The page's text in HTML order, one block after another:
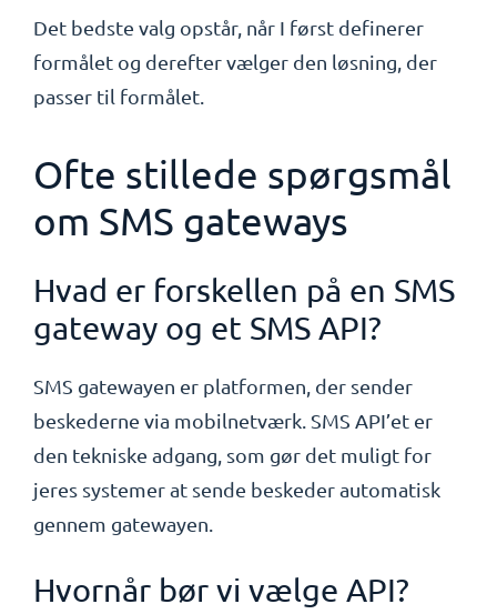
Det bedste valg opstår, når I først definerer
formålet og derefter vælger den løsning, der
passer til formålet.
Ofte stillede spørgsmål
om SMS gateways
Hvad er forskellen på en SMS
gateway og et SMS API?
SMS gatewayen er platformen, der sender
beskederne via mobilnetværk. SMS API’et er
den tekniske adgang, som gør det muligt for
jeres systemer at sende beskeder automatisk
gennem gatewayen.
Hvornår bør vi vælge API?